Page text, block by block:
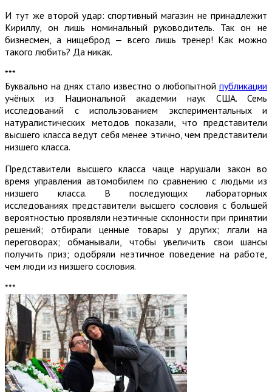
И тут же второй удар: спортивный магазин не принадлежит
Кириллу, он лишь номинальный руководитель. Так он не
бизнесмен, а нищеброд — всего лишь тренер! Как можно
такого любить? Да никак.
***
Буквально на днях стало известно о любопытной публикации
учёных из Национальной академии наук США. Семь
исследований с использованием экспериментальных и
натуралистических методов показали, что представители
высшего класса ведут себя менее этично, чем представители
низшего класса.
Представители высшего класса чаще нарушали закон во
время управления автомобилем по сравнению с людьми из
низшего класса. В последующих лабораторных
исследованиях представители высшего сословия с большей
вероятностью проявляли неэтичные склонности при принятии
решений; отбирали ценные товары у других; лгали на
переговорах; обманывали, чтобы увеличить свои шансы
получить приз; одобряли неэтичное поведение на работе,
чем люди из низшего сословия.
***